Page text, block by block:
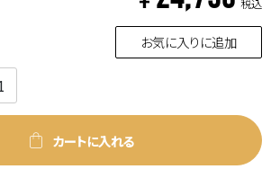
お気に入りに追加
カートに入れる